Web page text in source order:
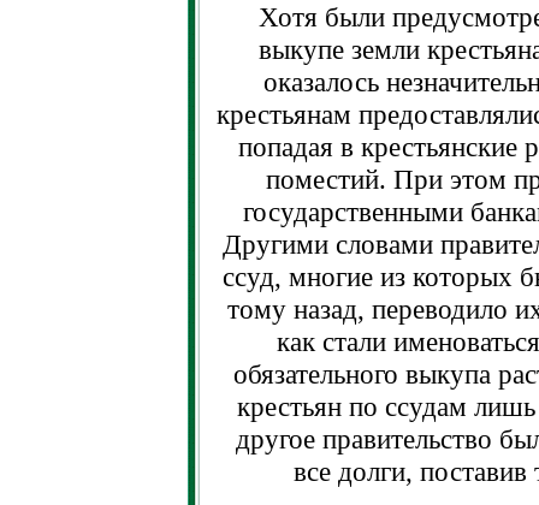
Хотя были
выкупе земли
оказалось
крестьянам
попадая в крестьянские
поместий. При этом
государственными
Другими словами
ссуд, многие из которых
тому назад, переводило
как стали
обязательного выкупа
крестьян по ссудам
другое правительство
все долги,